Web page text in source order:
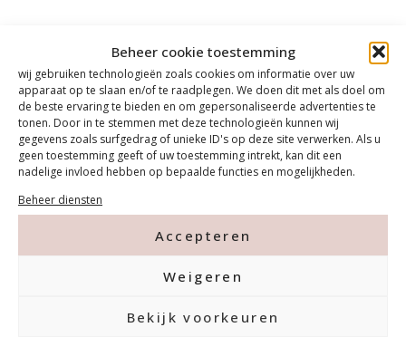
Beheer cookie toestemming
wij gebruiken technologieën zoals cookies om informatie over uw
apparaat op te slaan en/of te raadplegen. We doen dit met als doel om
de beste ervaring te bieden en om gepersonaliseerde advertenties te
tonen. Door in te stemmen met deze technologieën kunnen wij
gegevens zoals surfgedrag of unieke ID's op deze site verwerken. Als u
geen toestemming geeft of uw toestemming intrekt, kan dit een
nadelige invloed hebben op bepaalde functies en mogelijkheden.
Beheer diensten
Accepteren
Weigeren
Bekijk voorkeuren